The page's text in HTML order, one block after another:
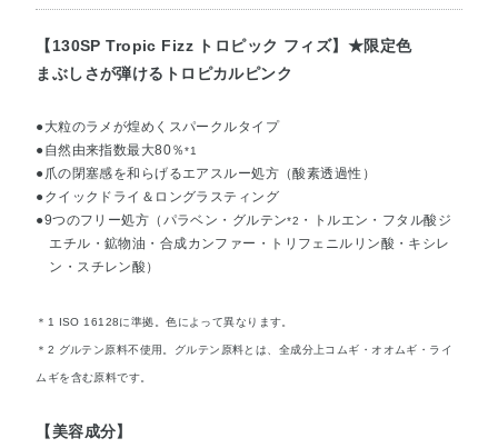
【130SP Tropic Fizz トロピック フィズ】★限定色
まぶしさが弾けるトロピカルピンク
●大粒のラメが煌めくスパークルタイプ
●自然由来指数最大80％*1
●爪の閉塞感を和らげるエアスルー処方（酸素透過性）
●クイックドライ＆ロングラスティング
●9つのフリー処方（パラベン・グルテン*2 ・トルエン・フタル酸ジ
エチル・鉱物油・合成カンファー・トリフェニルリン酸・キシレ
ン・スチレン酸）
＊1 ISO 16128に準拠。色によって異なります。
＊2 グルテン原料不使用。グルテン原料とは、全成分上コムギ・オオムギ・ライ
ムギを含む原料です。
【美容成分】